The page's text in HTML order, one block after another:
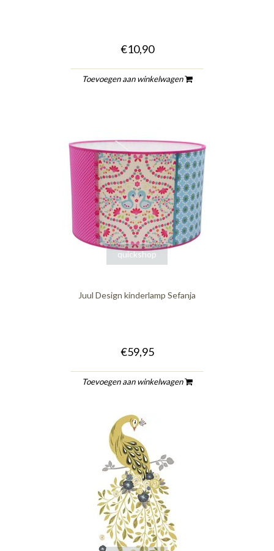
€10,90
Toevoegen aan winkelwagen
quickshop
Juul Design kinderlamp Sefanja
€59,95
Toevoegen aan winkelwagen